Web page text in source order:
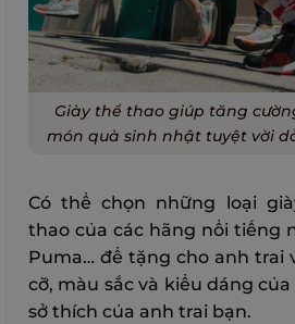
Giày thể thao giúp tăng
món quà sinh nhật tuyệt vời
Có thể chọn những loại
thao của các hãng nổi tiếng
Puma… để tặng cho anh trai
cỡ, màu sắc và kiểu dáng
sở thích của anh trai bạn.